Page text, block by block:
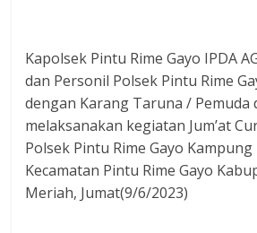
Kapolsek Pintu Rime Gayo IPDA
dan Personil Polsek Pintu Rime
dengan Karang Taruna / Pemuda
melaksanakan kegiatan Jum’at
Polsek Pintu Rime Gayo Kampung
Kecamatan Pintu Rime Gayo
Meriah, Jumat(9/6/2023)